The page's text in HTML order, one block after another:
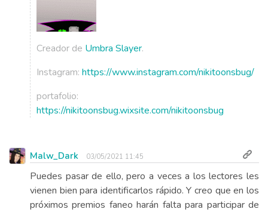
Creador de Umbra Slayer.
Instagram: https://www.instagram.com/nikitoonsbug/
portafolio:
https://nikitoonsbug.wixsite.com/nikitoonsbug
Malw_Dark 03/05/2021 11:45
Puedes pasar de ello, pero a veces a los lectores les
vienen bien para identificarlos rápido. Y creo que en los
próximos premios faneo harán falta para participar de